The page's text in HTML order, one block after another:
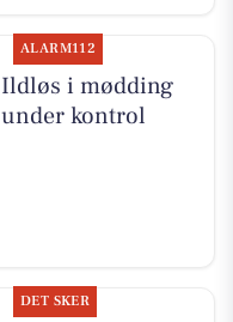
ALARM112
Ildløs i mødding
under kontrol
DET SKER